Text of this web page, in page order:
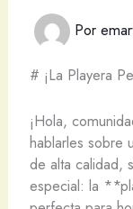
Por
# ¡La Playera
¡Hola,
hablarles sobre
de alta calidad,
especial: la